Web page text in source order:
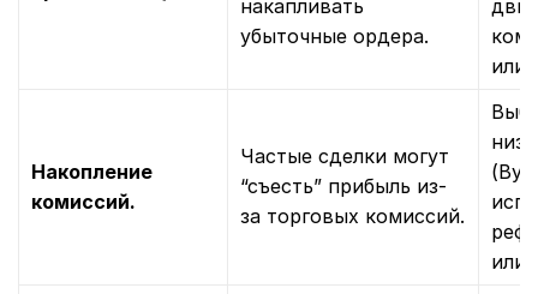
накапливать
убыточные ордера.
или
Накопление
комиссий.
Частые сделки могут
“съесть” прибыль из-
за торговых комиссий.
или